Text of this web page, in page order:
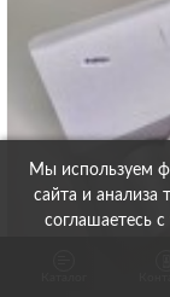
Мы используем
сайта и анализа
соглашаетесь с